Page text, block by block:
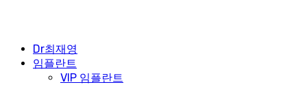
Dr최재영
임플란트
VIP 임플란트